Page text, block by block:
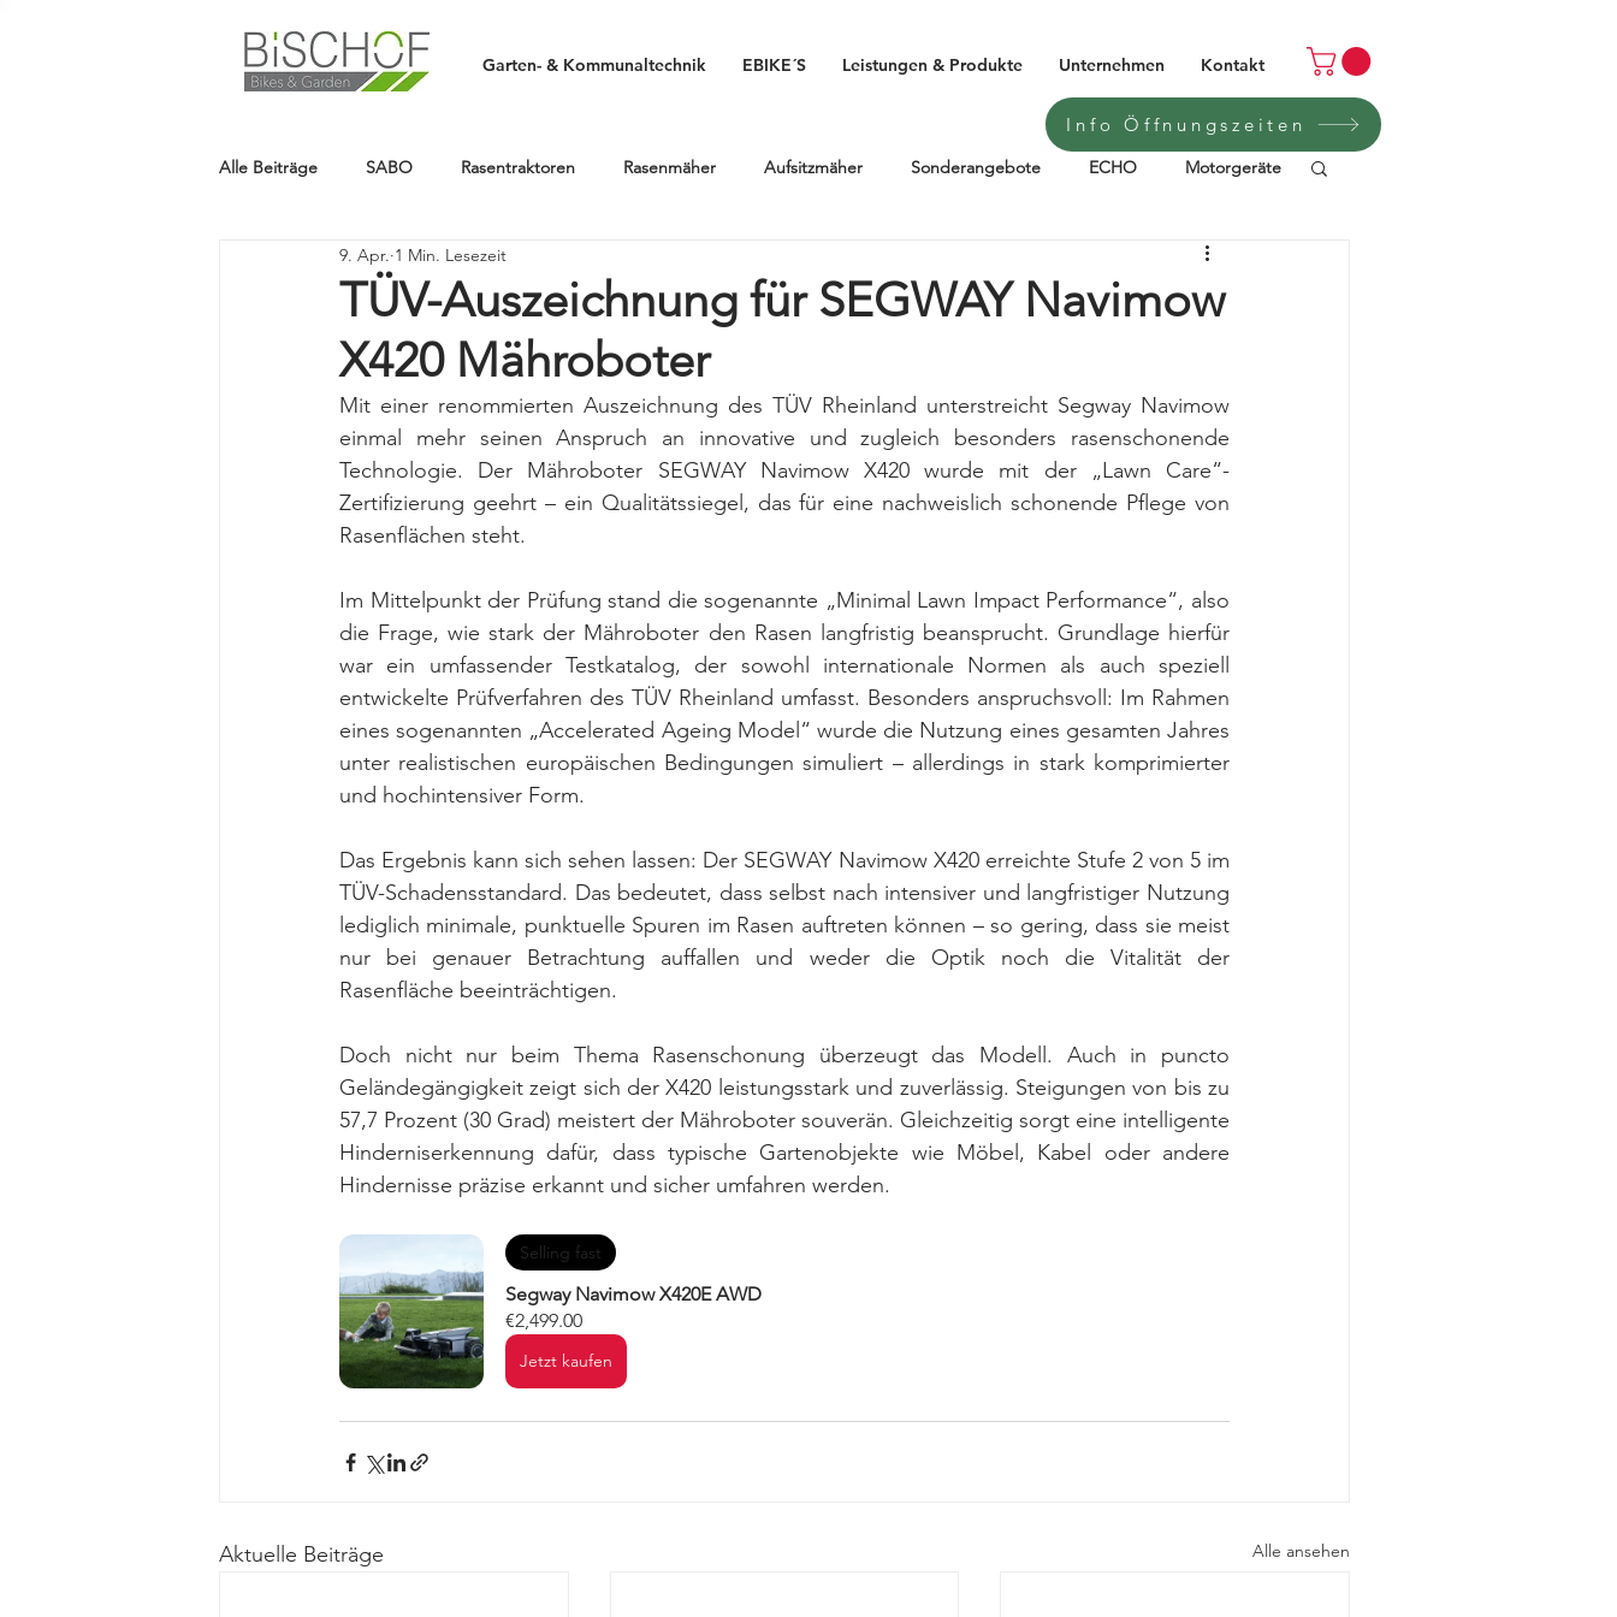
Garten- & Kommunaltechnik EBIKE´S Leistungen & Produkte Unternehmen Kontakt
Info Öffnungszeiten
Alle Beiträge SABO Rasentraktoren Rasenmäher Aufsitzmäher Sonderangebote ECHO Motorgeräte
HUSQVARNA Aktion Automower
Mähroboter STIHL Kettensägen Forsttechnik
Bikeleasing
TÜV-Auszeichnung für SEGWAY Navimow
X420 Mähroboter
9. Apr. 1 Min. Lesezeit
Mit einer renommierten Auszeichnung des TÜV Rheinland unterstreicht Segway Navimow
einmal mehr seinen Anspruch an innovative und zugleich besonders rasenschonende
Technologie. Der Mähroboter SEGWAY Navimow X420 wurde mit der „Lawn Care“-
Zertifizierung geehrt – ein Qualitätssiegel, das für eine nachweislich schonende Pflege von
Rasenflächen steht.
Im Mittelpunkt der Prüfung stand die sogenannte „Minimal Lawn Impact Performance“, also
die Frage, wie stark der Mähroboter den Rasen langfristig beansprucht. Grundlage hierfür
war ein umfassender Testkatalog, der sowohl internationale Normen als auch speziell
entwickelte Prüfverfahren des TÜV Rheinland umfasst. Besonders anspruchsvoll: Im Rahmen
eines sogenannten „Accelerated Ageing Model“ wurde die Nutzung eines gesamten Jahres
unter realistischen europäischen Bedingungen simuliert – allerdings in stark komprimierter
und hochintensiver Form.
Das Ergebnis kann sich sehen lassen: Der SEGWAY Navimow X420 erreichte Stufe 2 von 5 im
TÜV-Schadensstandard. Das bedeutet, dass selbst nach intensiver und langfristiger Nutzung
lediglich minimale, punktuelle Spuren im Rasen auftreten können – so gering, dass sie meist
nur bei genauer Betrachtung auffallen und weder die Optik noch die Vitalität der
Rasenfläche beeinträchtigen.
Doch nicht nur beim Thema Rasenschonung überzeugt das Modell. Auch in puncto
Geländegängigkeit zeigt sich der X420 leistungsstark und zuverlässig. Steigungen von bis zu
57,7 Prozent (30 Grad) meistert der Mähroboter souverän. Gleichzeitig sorgt eine intelligente
Hinderniserkennung dafür, dass typische Gartenobjekte wie Möbel, Kabel oder andere
Hindernisse präzise erkannt und sicher umfahren werden.
Selling fast
Segway Navimow X420E AWD
€2,499.00
Jetzt kaufen
Aktuelle Beiträge Alle ansehen